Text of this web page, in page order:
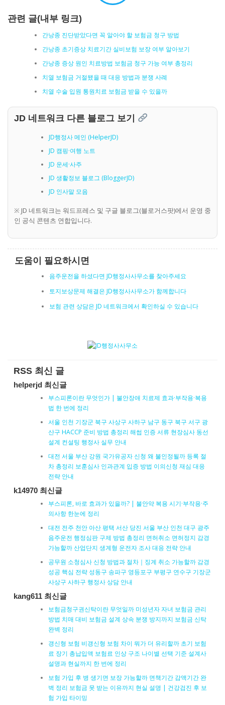
관련 글(내부 링크)
간낭종 진단받았다면 꼭 알아야 할 보험금 청구 방법
간낭종 초기증상 치료기간 실비보험 보장 여부 알아보기
간낭종 증상 원인 치료방법 보험금 청구 가능 여부 총정리
치열 보험금 거절됐을 때 대응 방법과 분쟁 사례
치열 수술 입원 통원치료 보험금 받을 수 있을까
JD 네트워크 다른 블로그 보기
JD행정사 메인 (HelperJD)
JD 캠핑·여행 노트
JD 운세·사주
JD 생활정보 블로그 (BloggerJD)
JD 인사말 모음
※ JD 네트워크는 워드프레스 및 구글 블로그(블로거스팟)에서 운영 중
인 공식 콘텐츠 연합입니다.
도움이 필요하시면
음주운전을 하셨다면 JD행정사사무소를 찾아주세요
토지보상문제 해결은 JD행정사사무소가 함께합니다
보험 관련 상담은 JD 네트워크에서 확인하실 수 있습니다
RSS 최신 글
helperjd 최신글
부스피론이란 무엇인가 | 불안장애 치료제 효과·부작용·복용
법 한 번에 정리
서울 인천 기장군 북구 사상구 사하구 남구 동구 북구 서구 광
산구 HACCP 준비 방법 총정리 해썹 인증 서류 현장심사 동선
설계 컨설팅 행정사 실무 안내
대전 서울 부산 강원 국가유공자 신청 왜 불인정될까 등록 절
차 총정리 보훈심사 인과관계 입증 방법 이의신청 재심 대응
전략 안내
k14970 최신글
부스피론, 바로 효과가 있을까? | 불안약 복용 시기·부작용·주
의사항 한눈에 정리
대전 전주 천안 아산 평택 서산 당진 서울 부산 인천 대구 광주
음주운전 행정심판 구제 방법 총정리 면허취소 면허정지 감경
가능할까 산업단지 생계형 운전자 조사 대응 전략 안내
공무원 소청심사 신청 방법과 절차｜징계 취소 가능할까 감경
성공 핵심 전략 성동구 송파구 영등포구 부평구 연수구 기장군
사상구 사하구 행정사 상담 안내
kang611 최신글
보험금청구권신탁이란 무엇일까 미성년자 자녀 보험금 관리
방법 치매 대비 보험금 설계 상속 분쟁 방지까지 보험금 신탁
완벽 정리
갱신형 보험 비갱신형 보험 차이 뭐가 더 유리할까 초기 보험
료 장기 총납입액 보험료 인상 구조 나이별 선택 기준 설계사
설명과 현실까지 한 번에 정리
보험 가입 후 병 생기면 보장 가능할까 면책기간 감액기간 완
벽 정리 보험금 못 받는 이유까지 현실 설명 | 건강검진 후 보
험 가입 타이밍